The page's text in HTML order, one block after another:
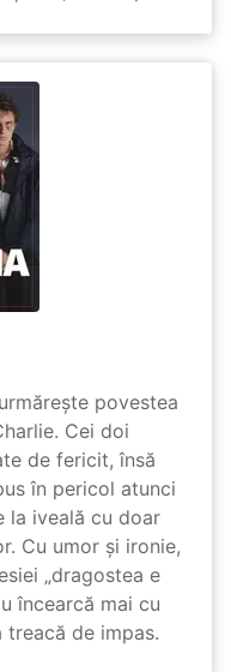
povestea
Cei doi
de fericit, însă
în pericol atunci
la iveală cu doar
Cu umor și ironie,
„dragostea e
încearcă mai cu
treacă de impas.